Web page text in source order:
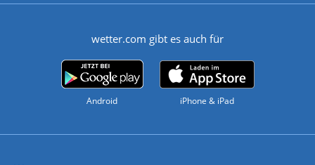
wetter.com gibt es auch für
Android iPhone & iPad